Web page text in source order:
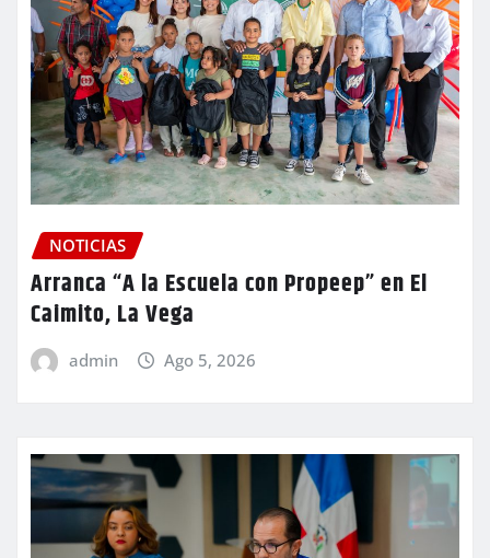
NOTICIAS
Arranca “A la Escuela con Propeep” en El
Caimito, La Vega
admin Ago 5, 2026